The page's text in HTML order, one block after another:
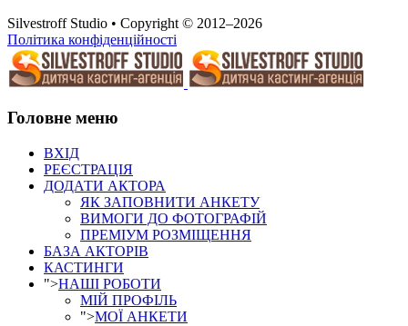
Silvestroff Studio • Copyright © 2012–2026
Політика конфіденційності
Головне меню
ВХІД
РЕЄСТРАЦІЯ
ДОДАТИ АКТОРА
ЯК ЗАПОВНИТИ АНКЕТУ
ВИМОГИ ДО ФОТОГРАФІЙ
ПРЕМІУМ РОЗМІЩЕННЯ
БАЗА АКТОРІВ
КАСТИНГИ
">НАШІ РОБОТИ
МІЙ ПРОФІЛЬ
">МОЇ АНКЕТИ